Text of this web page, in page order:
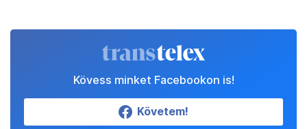
Kövess minket Facebookon is!
Követem!